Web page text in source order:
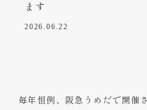
ます
2026.06.22
毎年恒例、阪急うめだで開催